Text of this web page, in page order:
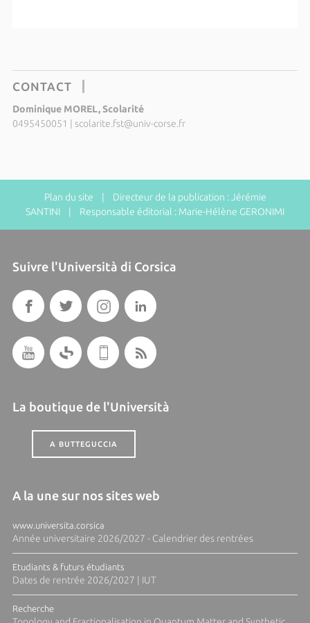
CONTACT
Dominique MOREL, Scolarité
0495450051
scolarite.fst@univ-corse.fr
Plan du site | Directeur de la publication : Jérémie
SANTINI | Responsable éditorial : Marie-Hélène GERONIMI
Suivre l'Università di Corsica
La boutique de l'Università
A BUTTEGUCCIA
A la une sur nos sites web
www.universita.corsica
Année universitaire 2026/2027 - Calendrier des rentrées
Etudiants & futurs étudiants
Dates de rentrée 2026/2027 | IUT
Recherche